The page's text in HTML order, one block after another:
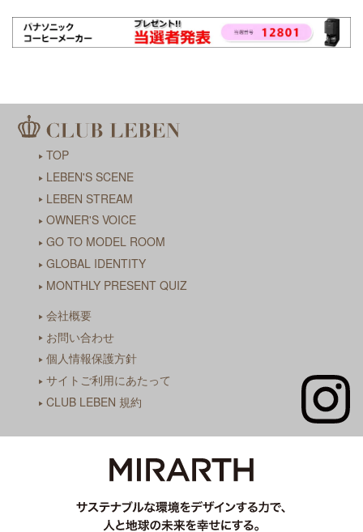
TOP
LEBEN'S SCENE
LEBEN STREAM
OWNER'S VOICE
GO TO MODEL ROOM
GLOBAL IDENTITY
MONTHLY PRESENT QUIZ
会社概要
お問い合わせ
個人情報保護方針
サイトご利用にあたって
CLUB LEBEN 規約